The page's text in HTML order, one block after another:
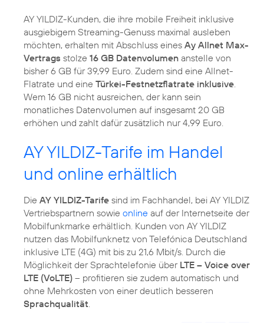
AY YILDIZ-Kunden, die ihre mobile Freiheit inklusive
ausgiebigem Streaming-Genuss maximal ausleben
möchten, erhalten mit Abschluss eines Ay Allnet Max-
Vertrags stolze 16 GB Datenvolumen anstelle von
bisher 6 GB für 39,99 Euro. Zudem sind eine Allnet-
Flatrate und eine Türkei-Festnetzflatrate inklusive.
Wem 16 GB nicht ausreichen, der kann sein
monatliches Datenvolumen auf insgesamt 20 GB
erhöhen und zahlt dafür zusätzlich nur 4,99 Euro.
AY YILDIZ-Tarife im Handel
und online erhältlich
Die AY YILDIZ-Tarife sind im Fachhandel, bei AY YILDIZ
Vertriebspartnern sowie online auf der Internetseite der
Mobilfunkmarke erhältlich. Kunden von AY YILDIZ
nutzen das Mobilfunknetz von Telefónica Deutschland
inklusive LTE (4G) mit bis zu 21,6 Mbit/s. Durch die
Möglichkeit der Sprachtelefonie über LTE – Voice over
LTE (VoLTE) – profitieren sie zudem automatisch und
ohne Mehrkosten von einer deutlich besseren
Sprachqualität.